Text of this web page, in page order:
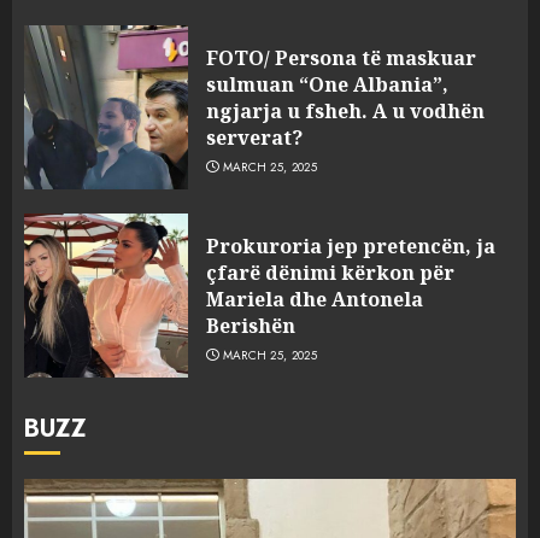
FOTO/ Persona të maskuar
sulmuan “One Albania”,
ngjarja u fsheh. A u vodhën
serverat?
MARCH 25, 2025
Prokuroria jep pretencën, ja
çfarë dënimi kërkon për
Mariela dhe Antonela
Berishën
MARCH 25, 2025
BUZZ